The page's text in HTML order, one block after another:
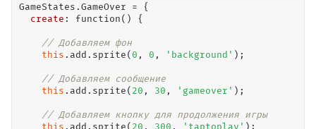
GameStates.GameOver = {
create : function () {
// Добавляем фон
this .add. sprite ( 0 , 0 , 'background' );
// Добавляем сообщение
this .add. sprite ( 20 , 30 , 'gameover' );
// Добавляем кнопку для продолжения игры
this .add. sprite ( 20 , 300 , 'taptoplay' );